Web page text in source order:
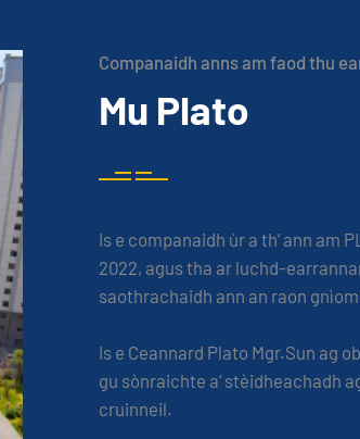
Companaidh anns am faod thu
Mu Plato
Is e companaidh ùr a th’ ann am
2022, agus tha ar luchd-
saothrachaidh ann an raon
Is e Ceannard Plato Mgr.Sun ag
gu sònraichte a’ stèidheachadh
cruinneil.